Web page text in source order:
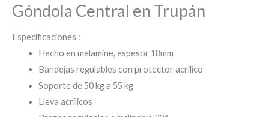
Góndola Central en Trupán
Especificaciones :
Hecho en melamine, espesor 18mm
Bandejas regulables con protector acrílico
Soporte de 50 kg a 55 kg
Lleva acrílicos